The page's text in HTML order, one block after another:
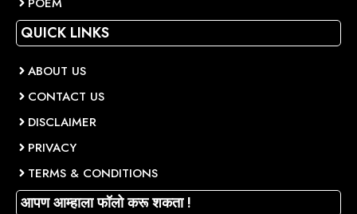
QUICK LINKS
ABOUT US
CONTACT US
DISCLAIMER
PRIVACY
TERMS & CONDITIONS
आपण आम्हाला फॉलो करू शकता !